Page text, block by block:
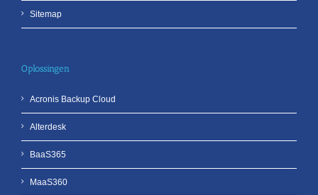
Sitemap
Oplossingen
Acronis Backup Cloud
Alterdesk
BaaS365
MaaS360